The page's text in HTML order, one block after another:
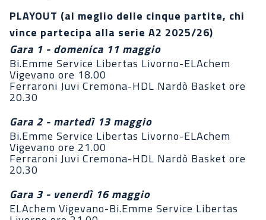
PLAYOUT (al meglio delle cinque partite, chi
vince partecipa alla serie A2 2025/26)
Gara 1 - domenica 11 maggio
Bi.Emme Service Libertas Livorno-ELAchem
Vigevano ore 18.00
Ferraroni Juvi Cremona-HDL Nardò Basket ore
20.30
Gara 2 - martedì 13 maggio
Bi.Emme Service Libertas Livorno-ELAchem
Vigevano ore 21.00
Ferraroni Juvi Cremona-HDL Nardò Basket ore
20.30
Gara 3 - venerdì 16 maggio
ELAchem Vigevano-Bi.Emme Service Libertas